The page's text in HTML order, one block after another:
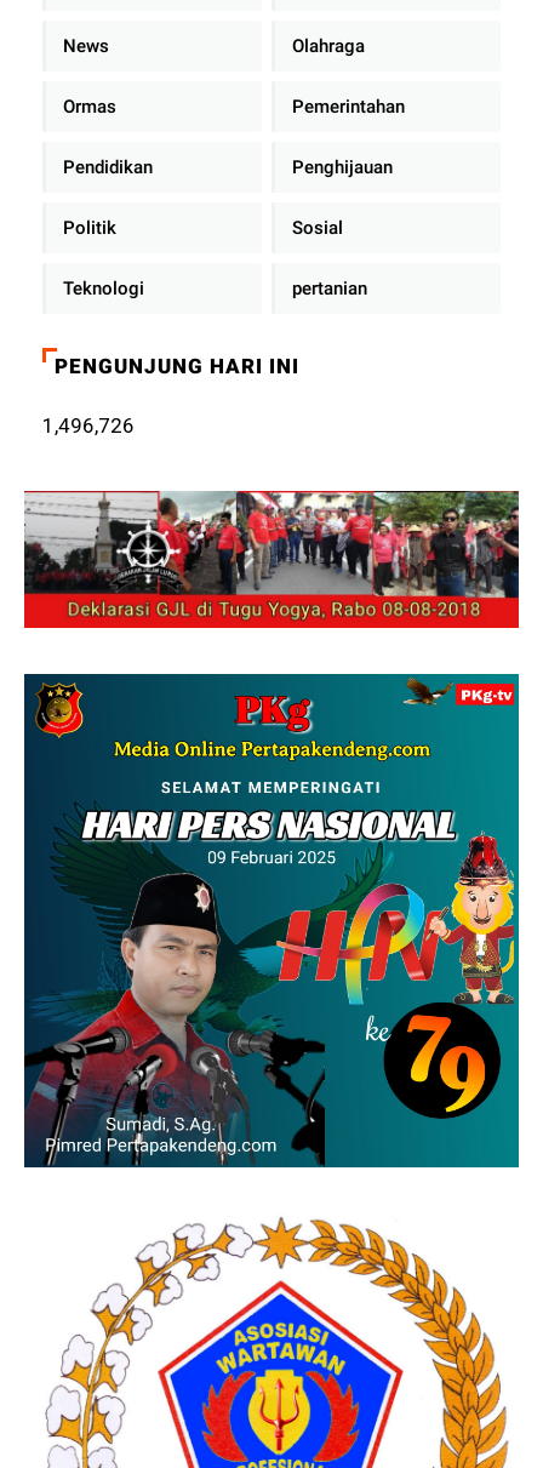
News Olahraga
Ormas Pemerintahan
Pendidikan Penghijauan
Politik Sosial
Teknologi pertanian
PENGUNJUNG HARI INI
1,496,726